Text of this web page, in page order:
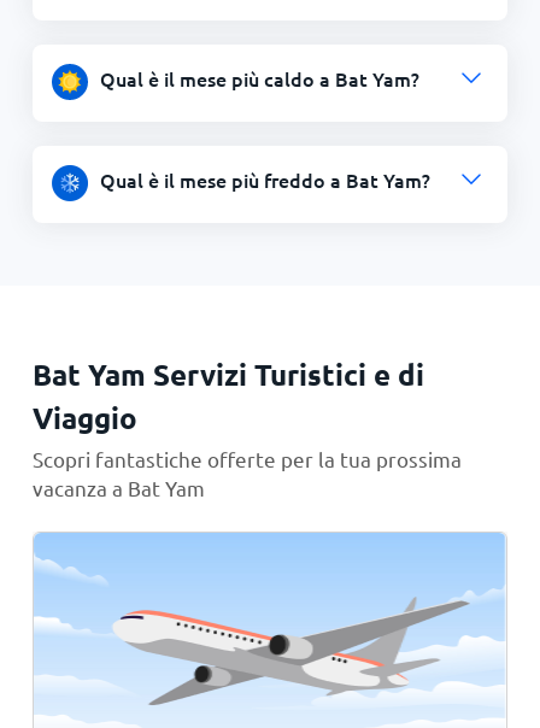
Qual è il mese più caldo a Bat Yam?
Qual è il mese più freddo a Bat Yam?
Bat Yam Servizi Turistici e di
Viaggio
Scopri fantastiche offerte per la tua prossima
vacanza a Bat Yam